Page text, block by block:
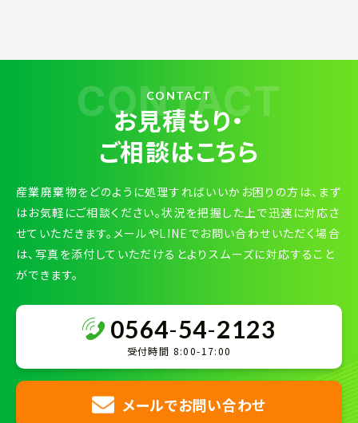
CONTACT
CONTACT
お見積もり・
ご相談はこちら
産業廃棄物をどのように処理すればいいかお困りの方は、まず
はお気軽にご相談ください。状況を把握した上で迅速に対応さ
せていただきます。メールやLINEでお問い合わせいただく場合
は、写真を添付していただけるとよりスムーズに対応すること
ができます。
0564-54-2123
受付時間 8:00-17:00
メールでお問い合わせ